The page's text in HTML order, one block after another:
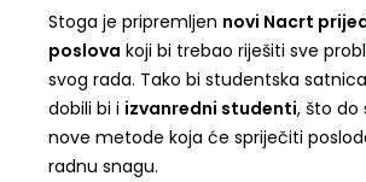
Stoga je pripremljen novi Nacrt
poslova koji bi trebao riješiti sve
svog rada. Tako bi studentska
dobili bi i izvanredni studenti, što do
nove metode koja će spriječiti
radnu snagu.